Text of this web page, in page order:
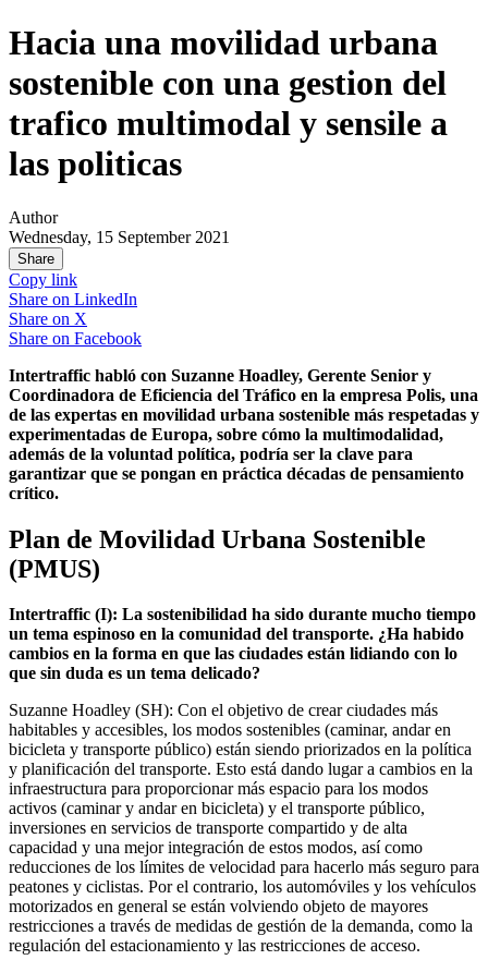
Hacia una movilidad urbana
sostenible con una gestion del
trafico multimodal y sensile a
las politicas
Author
Wednesday, 15 September 2021
Share
Copy link
Share on LinkedIn
Share on X
Share on Facebook
Intertraffic habló con Suzanne Hoadley, Gerente Senior y
Coordinadora de Eficiencia del Tráfico en la empresa Polis, una
de las expertas en movilidad urbana sostenible más respetadas y
experimentadas de Europa, sobre cómo la multimodalidad,
además de la voluntad política, podría ser la clave para
garantizar que se pongan en práctica décadas de pensamiento
crítico.
Plan de Movilidad Urbana Sostenible
(PMUS)
Intertraffic (I): La sostenibilidad ha sido durante mucho tiempo
un tema espinoso en la comunidad del transporte. ¿Ha habido
cambios en la forma en que las ciudades están lidiando con lo
que sin duda es un tema delicado?
Suzanne Hoadley (SH): Con el objetivo de crear ciudades más
habitables y accesibles, los modos sostenibles (caminar, andar en
bicicleta y transporte público) están siendo priorizados en la política
y planificación del transporte. Esto está dando lugar a cambios en la
infraestructura para proporcionar más espacio para los modos
activos (caminar y andar en bicicleta) y el transporte público,
inversiones en servicios de transporte compartido y de alta
capacidad y una mejor integración de estos modos, así como
reducciones de los límites de velocidad para hacerlo más seguro para
peatones y ciclistas. Por el contrario, los automóviles y los vehículos
motorizados en general se están volviendo objeto de mayores
restricciones a través de medidas de gestión de la demanda, como la
regulación del estacionamiento y las restricciones de acceso.